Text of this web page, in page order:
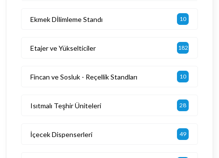
Ekmek Dİlimleme Standı 10
Etajer ve Yükselticiler 182
Fincan ve Sosluk - Reçellik Standları 10
Isıtmalı Teşhir Üniteleri 28
İçecek Dispenserleri 49